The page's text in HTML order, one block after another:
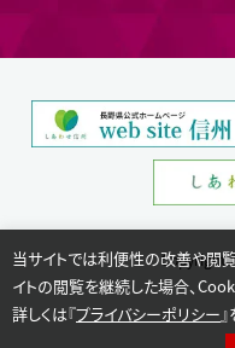
Copyright
当サイトでは利便性の改善や閲
イトの閲覧を継続した場合、
詳しくは『プライバシーポリシー